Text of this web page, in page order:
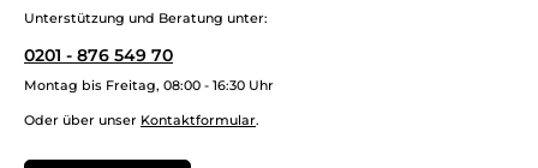
Unterstützung und Beratung unter:
0201 - 876 549 70
Montag bis Freitag, 08:00 - 16:30 Uhr
Oder über unser Kontaktformular.